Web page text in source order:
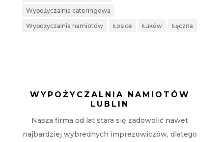
Wypożyczalnia cateringowa
Wypożyczalnia namiotów Łosice Łuków Łęczna
WYPOŻYCZALNIA NAMIOTÓW
LUBLIN
Nasza firma od lat stara się zadowolić nawet
najbardziej wybrednych imprezowiczów, dlatego